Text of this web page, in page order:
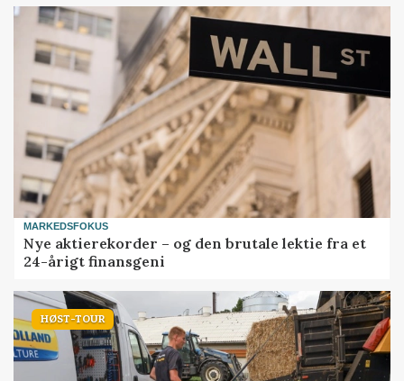
MARKEDSFOKUS
Nye aktierekorder – og den brutale lektie fra et
24-årigt finansgeni
HØST-TOUR